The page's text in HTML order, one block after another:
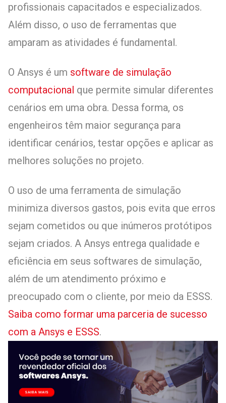
profissionais capacitados e especializados.
Além disso, o uso de ferramentas que
amparam as atividades é fundamental.
O Ansys é um software de simulação
computacional que permite simular diferentes
cenários em uma obra. Dessa forma, os
engenheiros têm maior segurança para
identificar cenários, testar opções e aplicar as
melhores soluções no projeto.
O uso de uma ferramenta de simulação
minimiza diversos gastos, pois evita que erros
sejam cometidos ou que inúmeros protótipos
sejam criados. A Ansys entrega qualidade e
eficiência em seus softwares de simulação,
além de um atendimento próximo e
preocupado com o cliente, por meio da ESSS.
Saiba como formar uma parceria de sucesso
com a Ansys e ESSS.